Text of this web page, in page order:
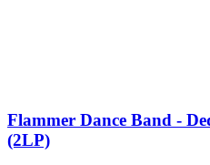
Flammer Dance Band -
(2LP)